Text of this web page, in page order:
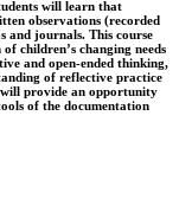
will learn that
observations (recorded
and journals. This course
children’s changing needs
and open-ended thinking,
of reflective practice
will provide an opportunity
of the documentation